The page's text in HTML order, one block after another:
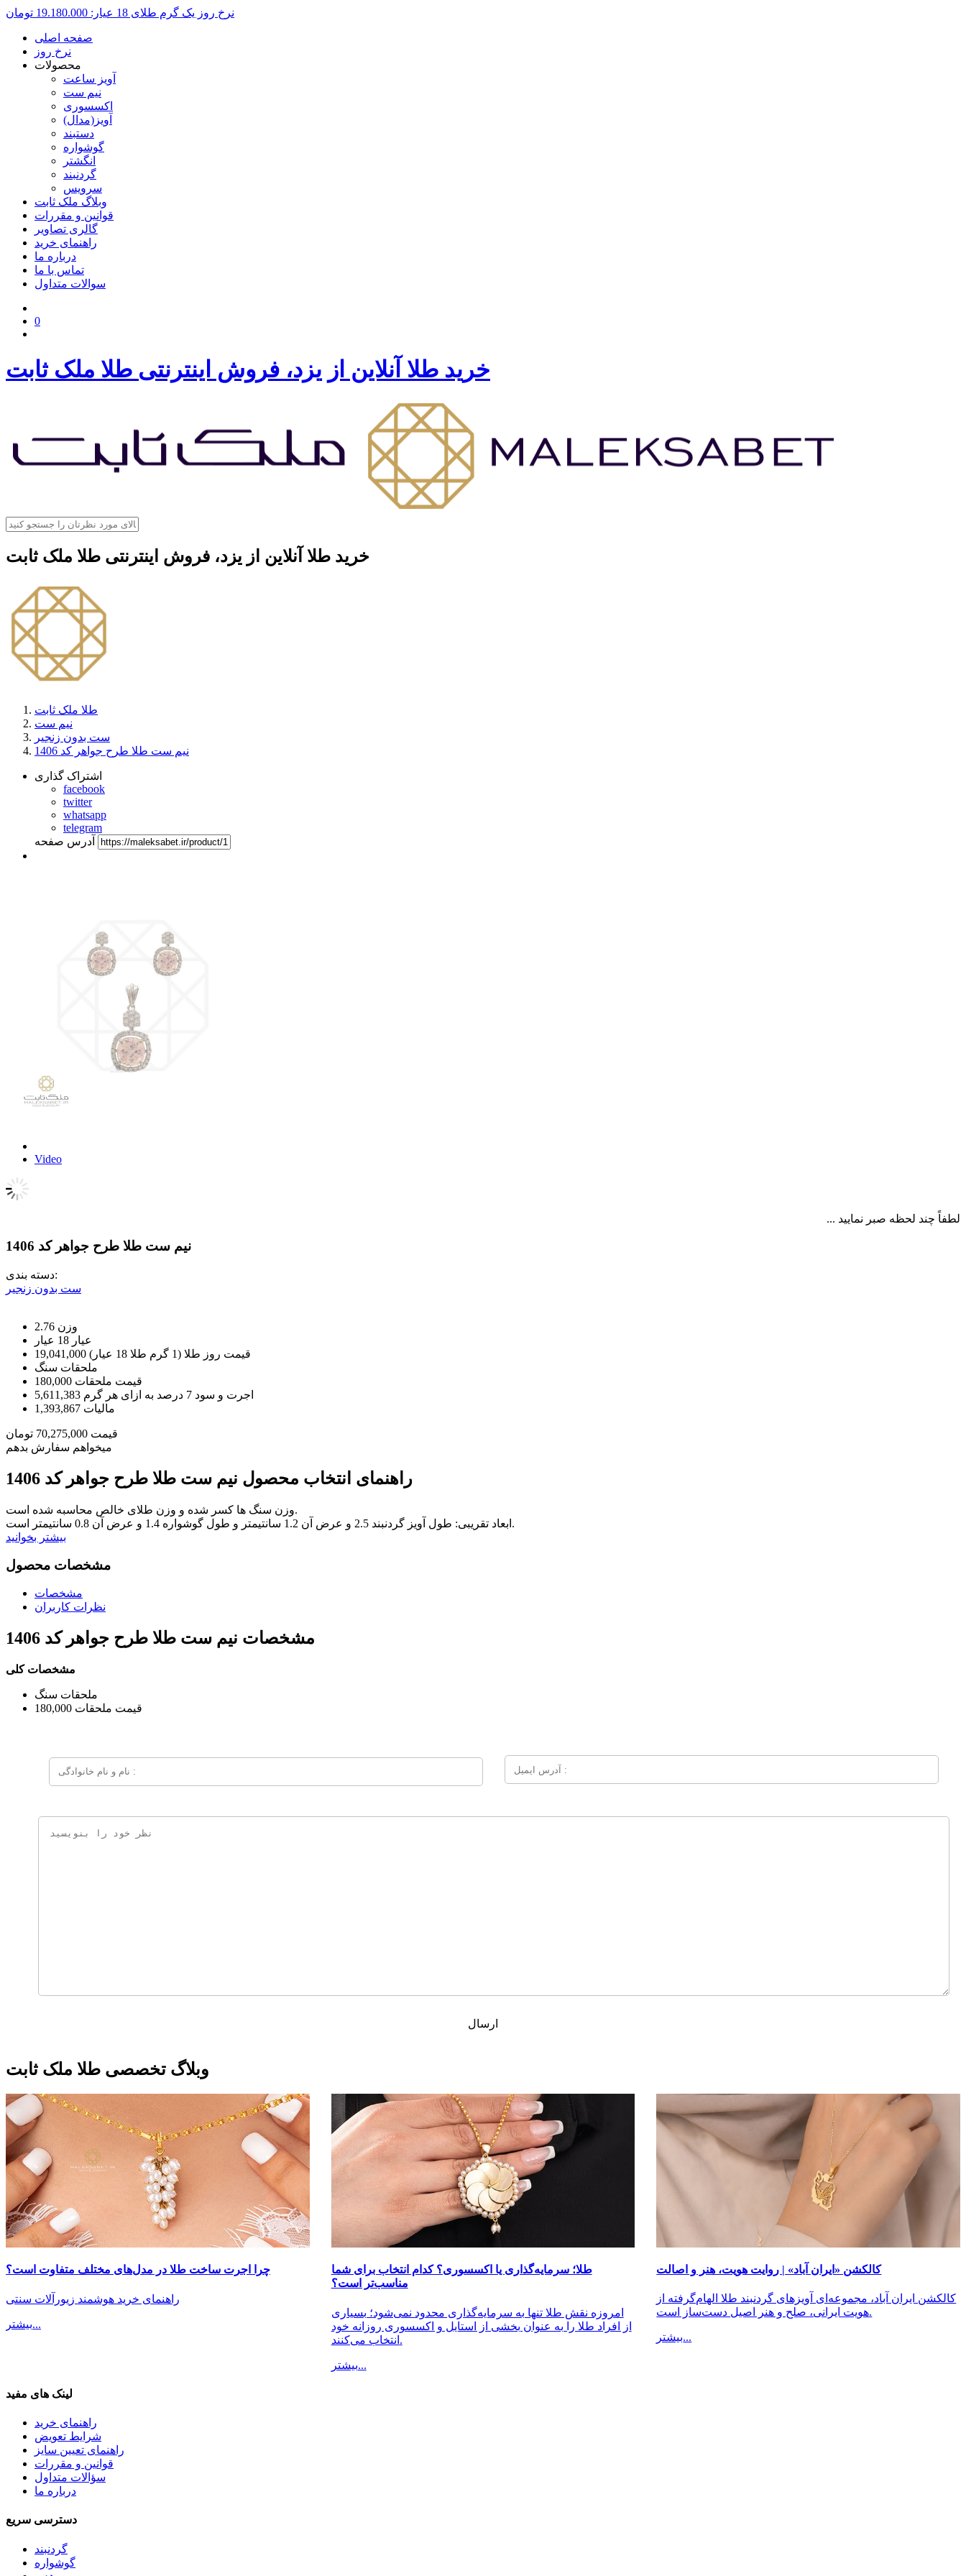
نرخ روز یک گرم طلای 18 عیار: 19.180.000 تومان
صفحه اصلی
نرخ روز
محصولات
آویز ساعت
نیم ست
اکسسوری
آویز(مدال)
دستبند
گوشواره
انگشتر
گردنبند
سرویس
وبلاگ ملک ثابت
قوانین و مقررات
گالری تصاویر
راهنمای خرید
درباره ما
تماس با ما
سوالات متداول
0
خرید طلا آنلاین از یزد، فروش اینترنتی طلا ملک ثابت
خرید طلا آنلاین از یزد، فروش اینترنتی طلا ملک ثابت
طلا ملک ثابت
نیم ست
ست بدون زنجیر
نیم ست طلا طرح جواهر کد 1406
اشتراک گذاری
facebook
twitter
whatsapp
telegram
آدرس صفحه
Video
لطفاً چند لحظه صبر نمایید ...
نیم ست طلا طرح جواهر کد 1406
دسته بندی:
ست بدون زنجیر
وزن 2.76
عيار 18 عیار
قیمت روز طلا (1 گرم طلا 18 عیار)
19,041,000
ملحقات سنگ
قیمت ملحقات 180,000
اجرت و سود 7 درصد به ازای هر گرم
5,611,383
مالیات 1,393,867
قیمت 70,275,000 تومان
میخواهم سفارش بدهم
راهنمای انتخاب محصول نیم ست طلا طرح جواهر کد 1406
وزن سنگ ها کسر شده و وزن طلای خالص محاسبه شده است.
ابعاد تقریبی: طول آویز گردنبند 2.5 و عرض آن 1.2 سانتیمتر و طول گوشواره 1.4 و عرض آن 0.8 سانتیمتر است.
بیشتر بخوانید
مشخصات محصول
مشخصات
نظرات کاربران
مشخصات نیم ست طلا طرح جواهر کد 1406
مشخصات کلی
ملحقات سنگ
قیمت ملحقات 180,000
ارسال
وبلاگ تخصصی طلا ملک ثابت
چرا اجرت ساخت طلا در مدل‌های مختلف متفاوت است؟
راهنمای خرید هوشمند زیورآلات سنتی
بیشتر...
طلا؛ سرمایه‌گذاری یا اکسسوری؟ کدام انتخاب برای شما
مناسب‌تر است؟
امروزه نقش طلا تنها به سرمایه‌گذاری محدود نمی‌شود؛ بسیاری
از افراد طلا را به عنوان بخشی از استایل و اکسسوری روزانه خود
انتخاب می‌کنند.
بیشتر...
کالکشن «ایران آباد» | روایت هویت، هنر و اصالت
کالکشن ایران آباد، مجموعه‌ای آویزهای گردنبند طلا الهام‌گرفته از
هویت ایرانی، صلح و هنر اصیل دست‌ساز است.
بیشتر...
لینک های مفید
راهنمای خرید
شرایط تعویض
راهنمای تعیین سایز
قوانین و مقررات
سؤالات متداول
درباره ما
دسترسی سریع
گردنبند
گوشواره